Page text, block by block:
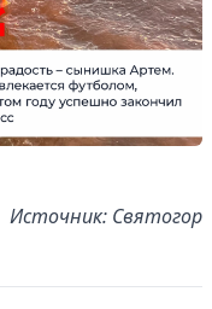
Источник: Святогор